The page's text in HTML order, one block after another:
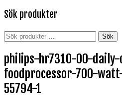
Sök produkter
Sök
Sök
philips-hr7310-00-
foodprocessor-700-
55794-1